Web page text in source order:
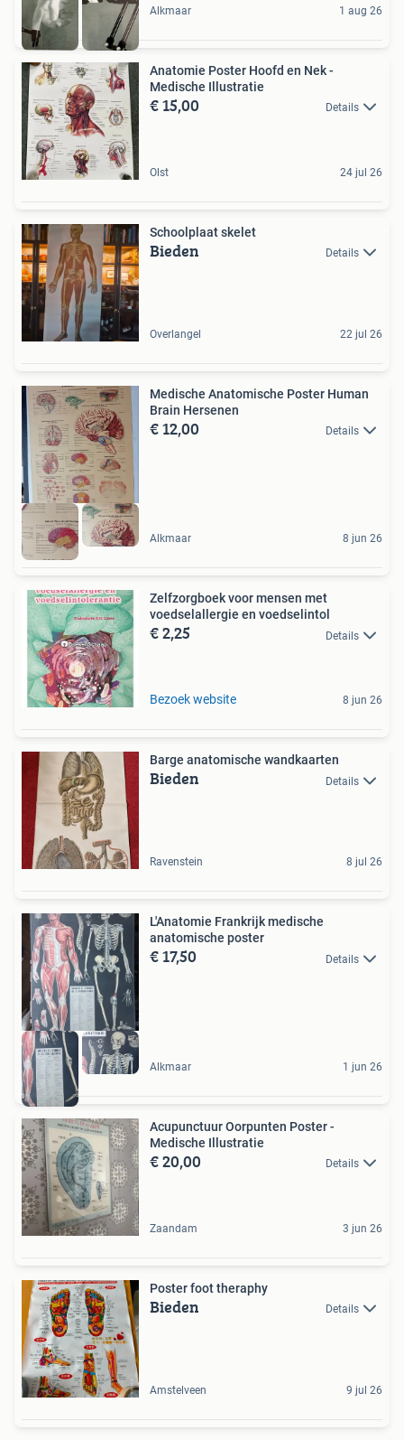
Alkmaar 1 aug 26
Anatomie Poster Hoofd en Nek -
Medische Illustratie
€ 15,00 Details
Olst 24 jul 26
Schoolplaat skelet
Bieden Details
Overlangel 22 jul 26
Medische Anatomische Poster Human
Brain Hersenen
€ 12,00 Details
Alkmaar 8 jun 26
Zelfzorgboek voor mensen met
voedselallergie en voedselintol
€ 2,25 Details
Bezoek website 8 jun 26
Barge anatomische wandkaarten
Bieden Details
Ravenstein 8 jul 26
L'Anatomie Frankrijk medische
anatomische poster
€ 17,50 Details
Alkmaar 1 jun 26
Acupunctuur Oorpunten Poster -
Medische Illustratie
€ 20,00 Details
Zaandam 3 jun 26
Poster foot theraphy
Bieden Details
Amstelveen 9 jul 26